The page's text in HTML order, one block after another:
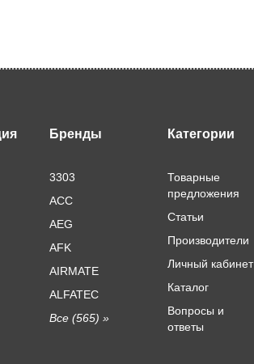
Бренды
3303
ACC
AEG
AFK
AIRMATE
ALFATEC
Все (565) »
Категории
Товарные
предложения
Статьи
Производители
Личный кабинет
Каталог
Вопросы и
ответы